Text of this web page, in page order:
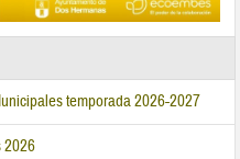
temporada 2026-2027
2026